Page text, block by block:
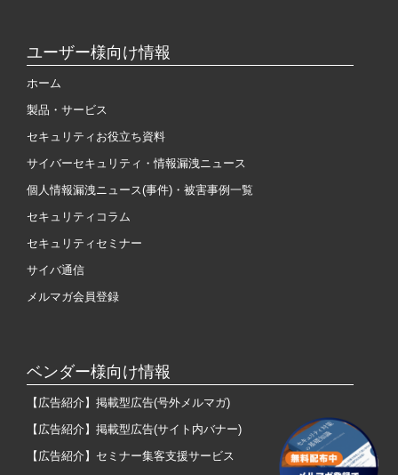
ユーザー様向け情報
ホーム
製品・サービス
セキュリティお役立ち資料
サイバーセキュリティ・情報漏洩ニュース
個人情報漏洩ニュース(事件)・被害事例一覧
セキュリティコラム
セキュリティセミナー
サイバ通信
メルマガ会員登録
ベンダー様向け情報
【広告紹介】掲載型広告(号外メルマガ)
【広告紹介】掲載型広告(サイト内バナー)
【広告紹介】セミナー集客支援サービス